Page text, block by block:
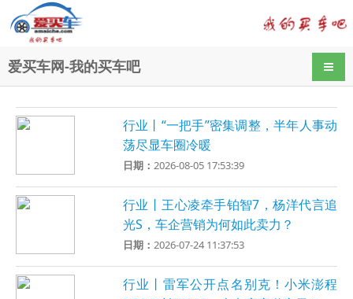
爱买车网-我的买车吧 导航
行业丨“一把手”密集调整，半年人事动
荡尽显车圈冷暖
日期：2026-08-05 17:53:39
行业丨王心凌牵手铂智7，杨洋代言追
光S，车企营销为何如此卖力？
日期：2026-07-24 11:37:53
行业丨雷军公开点名别克！小米澎程